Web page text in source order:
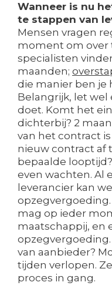
Wanneer is nu
te stappen van
Mensen vragen
moment om over
specialisten
maanden;
die manier ben je
Belangrijk, let wel
doet. Komt het
dichterbij? 2
van het contract
nieuw contract af
bepaalde
even wachten. Al
leverancier kan
mag op ieder
maatschappij, en
van aanbieder?
tijden verlopen.
proces in gang.